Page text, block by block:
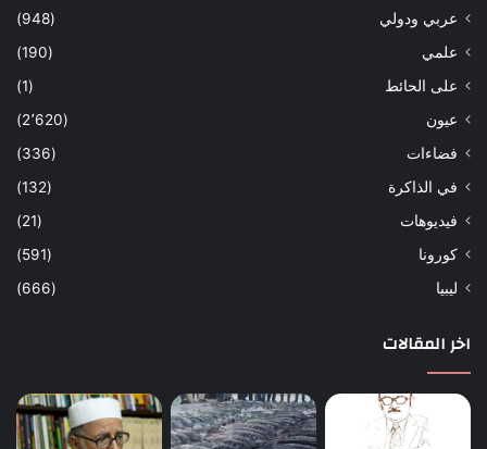
عربي ودولي
(948)
علمي
(190)
على الحائط
(1)
عيون
(2٬620)
فضاءات
(336)
في الذاكرة
(132)
فيديوهات
(21)
كورونا
(591)
ليبيا
(666)
اخر المقالات